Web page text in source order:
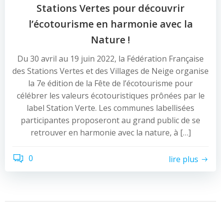
Stations Vertes pour découvrir
l’écotourisme en harmonie avec la
Nature !
Du 30 avril au 19 juin 2022, la Fédération Française
des Stations Vertes et des Villages de Neige organise
la 7e édition de la Fête de l’écotourisme pour
célébrer les valeurs écotouristiques prônées par le
label Station Verte. Les communes labellisées
participantes proposeront au grand public de se
retrouver en harmonie avec la nature, à […]
0 lire plus